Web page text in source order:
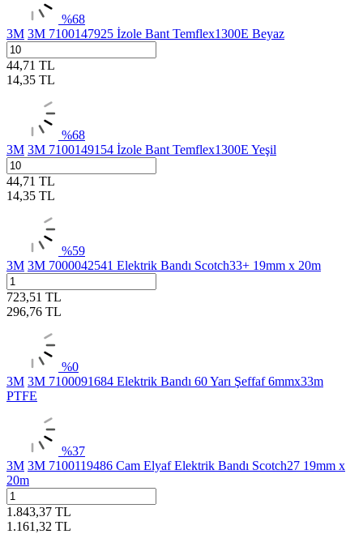
%68
3M 3M 7100147925 İzole Bant Temflex1300E Beyaz
44,71 TL
14,35 TL
%68
3M 3M 7100149154 İzole Bant Temflex1300E Yeşil
44,71 TL
14,35 TL
%59
3M 3M 7000042541 Elektrik Bandı Scotch33+ 19mm x 20m
723,51 TL
296,76 TL
%0
3M 3M 7100091684 Elektrik Bandı 60 Yarı Şeffaf 6mmx33m
PTFE
%37
3M 3M 7100119486 Cam Elyaf Elektrik Bandı Scotch27 19mm x
20m
1.843,37 TL
1.161,32 TL